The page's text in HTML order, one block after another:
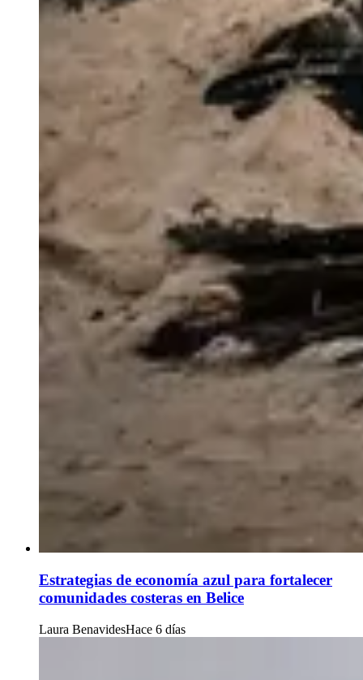
Estrategias de economía azul para fortalecer
comunidades costeras en Belice
Laura BenavidesHace 6 días